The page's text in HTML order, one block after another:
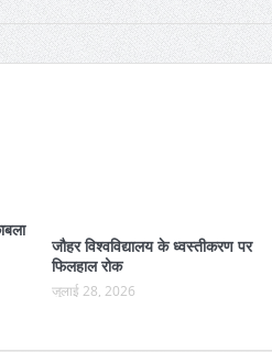
जौहर विश्वविद्यालय के ध्वस्तीकरण पर
फिलहाल रोक
जुलाई 28, 2026